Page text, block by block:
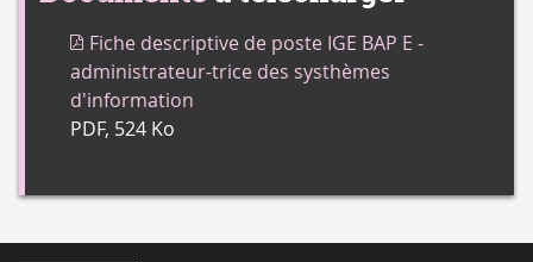
Fiche descriptive de poste IGE BAP E -
administrateur-trice des systhèmes
d'information
PDF, 524 Ko